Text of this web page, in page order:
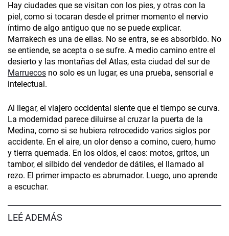
Hay ciudades que se visitan con los pies, y otras con la
piel, como si tocaran desde el primer momento el nervio
íntimo de algo antiguo que no se puede explicar.
Marrakech es una de ellas. No se entra, se es absorbido. No
se entiende, se acepta o se sufre. A medio camino entre el
desierto y las montañas del Atlas, esta ciudad del sur de
Marruecos no solo es un lugar, es una prueba, sensorial e
intelectual.
Al llegar, el viajero occidental siente que el tiempo se curva.
La modernidad parece diluirse al cruzar la puerta de la
Medina, como si se hubiera retrocedido varios siglos por
accidente. En el aire, un olor denso a comino, cuero, humo
y tierra quemada. En los oídos, el caos: motos, gritos, un
tambor, el silbido del vendedor de dátiles, el llamado al
rezo. El primer impacto es abrumador. Luego, uno aprende
a escuchar.
LEÉ ADEMÁS